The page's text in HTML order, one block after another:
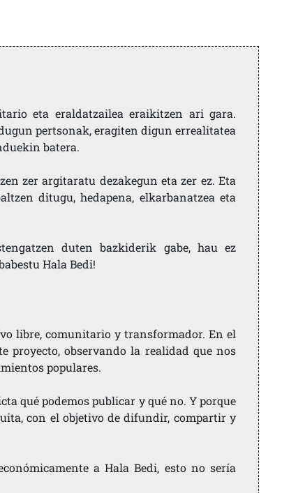
eta eraldatzailea eraikitzen ari gara.
pertsonak, eragiten digun errealitatea
batera.
zer argitaratu dezakegun eta zer ez. Eta
ditugu, hedapena, elkarbanatzea eta
duten bazkiderik gabe, hau ez
Hala Bedi!
libre, comunitario y transformador. En el
proyecto, observando la realidad que nos
populares.
qué podemos publicar y qué no. Y porque
con el objetivo de difundir, compartir y
a Hala Bedi, esto no sería